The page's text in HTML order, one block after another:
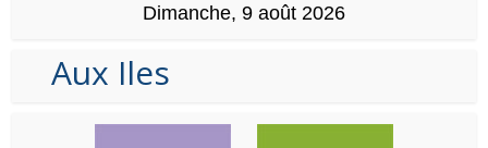
Dimanche, 9 août 2026
Aux Iles